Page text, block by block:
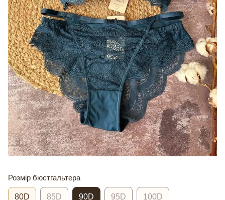
Розмір бюстгальтера
80D 85D 90D 95D 100D